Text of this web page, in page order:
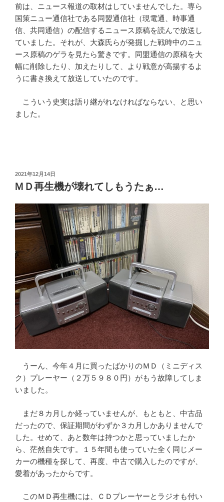
前は、ニュース報道の取材はしていませんでした。専ら
国策ニュー通信社である同盟通信社（現電通、時事通
信、共同通信）の配信するニュース原稿を読んで放送し
ていました。それが、大森氏らが発掘した戦時中のニュ
ース原稿のゲラを見たら驚きです。同盟通信の原稿を大
幅に削除したり、加えたりして、より戦意が高揚するよ
うに書き換えて放送していたのです。
こういう史実は語り継がれなければならない、と思い
ました。
投
稿
日:
2021年12月14日
ＭＤ再生機が壊れてしもうたぁ…
うーん、今年４月に買ったばかりのＭＤ（ミニディス
ク）プレーヤー（２万５９８０円）がもう故障してしま
いました。
まだ８カ月しか経っていませんが、もともと、中古品
だったので、保証期間がわずか３カ月しかありませんで
した。せめて、あと数年は持つかと思っていましたか
ら、茫然自失です。１５年間も使っていた全く同じメー
カーの機種を探して、再度、中古で購入したのですが、
愛着があったからです。
このＭＤ再生機には、ＣＤプレーヤーとラジオも付い